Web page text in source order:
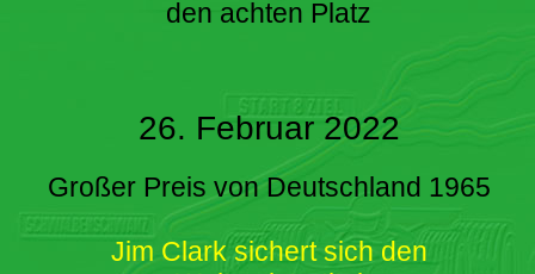
den achten Platz
26. Februar 2022
Großer Preis von Deutschland 1965
Jim Clark sichert sich den